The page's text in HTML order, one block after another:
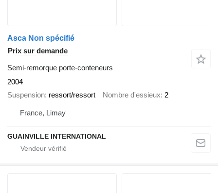
Asca Non spécifié
Prix sur demande
Semi-remorque porte-conteneurs
2004
Suspension ressort/ressort Nombre d'essieux 2
France, Limay
GUAINVILLE INTERNATIONAL